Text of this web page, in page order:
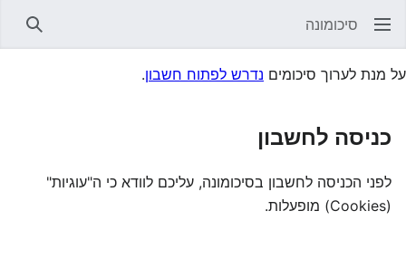
סיכומונה
על מנת לערוך סיכומים נדרש לפתוח חשבון.
כניסה לחשבון
לפני הכניסה לחשבון בסיכומונה, עליכם לוודא כי ה"עוגיות"
(Cookies) מופעלות.